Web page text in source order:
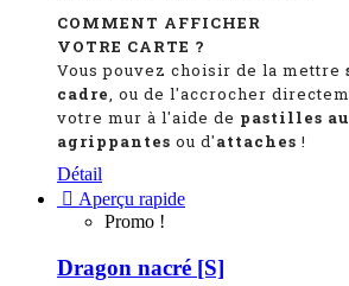
COMMENT AFFICHER
VOTRE CARTE ?
Vous pouvez choisir de la mettre
cadre, ou de l'accrocher
votre mur à l'aide de pastilles
agrippantes ou d'attaches !
Détail
 Aperçu rapide
Promo !
Dragon nacré [S]